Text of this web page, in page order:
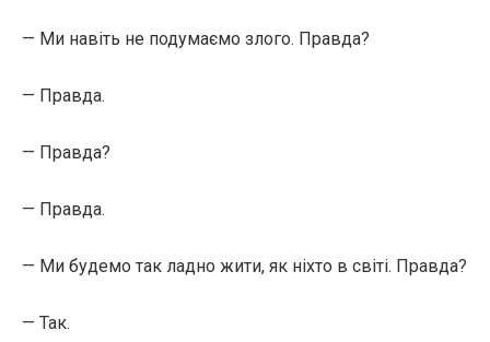
— Ми навіть не подумаємо злого. Правда?
— Правда.
— Правда?
— Правда.
— Ми будемо так ладно жити, як ніхто в світі. Правда?
— Так.